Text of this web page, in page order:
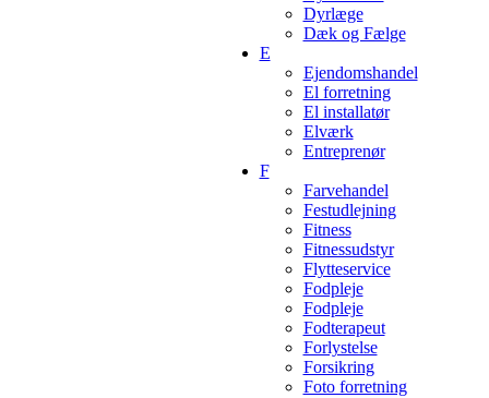
Dyrlæge
Dæk og Fælge
E
Ejendomshandel
El forretning
El installatør
Elværk
Entreprenør
F
Farvehandel
Festudlejning
Fitness
Fitnessudstyr
Flytteservice
Fodpleje
Fodpleje
Fodterapeut
Forlystelse
Forsikring
Foto forretning